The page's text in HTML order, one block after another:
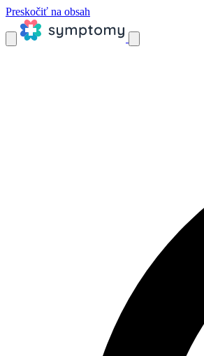
Preskočiť na obsah